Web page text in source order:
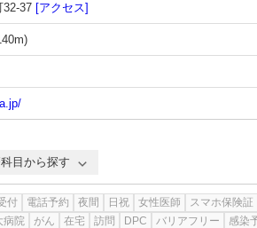
32-37 [アクセス]
)
目から探す
付 電話予約 夜間 日祝 女性医師 スマホ保険証
病院 がん 在宅 訪問 DPC バリアフリー
感染